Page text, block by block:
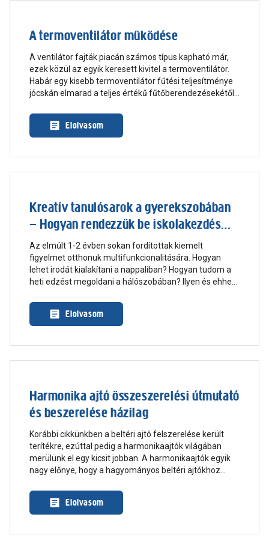
A termoventilátor működése
A ventilátor fajták piacán számos típus kapható már,
ezek közül az egyik keresett kivitel a termoventilátor.
Habár egy kisebb termoventilátor fűtési teljesítménye
jócskán elmarad a teljes értékű fűtőberendezésekétől,
nélkül el tud látni.
Elolvasom
Kreatív tanulósarok a gyerekszobában
– Hogyan rendezzük be iskolakezdés
előtt a gyerekek szobáját?
Az elmúlt 1-2 évben sokan fordítottak kiemelt
figyelmet otthonuk multifunkcionalitására. Hogyan
lehet irodát kialakítani a nappaliban? Hogyan tudom a
heti edzést megoldani a hálószobában? Ilyen és ehhez
egyik a gyerekszobára irányult. Cikkünkben
megnézzük, hogy mik a legfontosabb szempontok, ha
Elolvasom
Harmonika ajtó összeszerelési útmutató
és beszerelése házilag
Korábbi cikkünkben a beltéri ajtó felszerelése került
terítékre, ezúttal pedig a harmonikaajtók világában
merülünk el egy kicsit jobban. A harmonikaajtók egyik
nagy előnye, hogy a hagyományos beltéri ajtókhoz
komoly szakmai háttértudást. Nézzük is, mik a
legfontosabb szempontok!
Elolvasom